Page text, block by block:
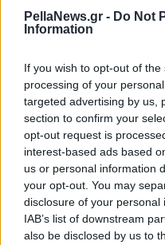
PellaNews.gr - Do Not
Information
If you wish to opt-out of
processing of your
targeted advertising by us,
section to confirm your
opt-out request is
interest-based ads based
us or personal information
your opt-out. You may
disclosure of your
IAB’s list of downstream
also be disclosed by us to